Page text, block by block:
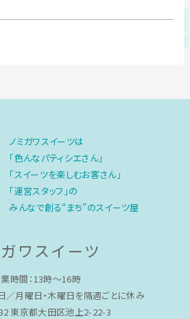
ノミガワスイーツは
「色んなパティシエさん」
「スイーツを楽しむお客さん」
「運営スタッフ」の
みんなで創る“まち”のスイーツ屋
ワスイーツ
時間：13時〜16時
／月曜日・木曜日を隔週ごとに休み
東京都大田区池上2-22-3